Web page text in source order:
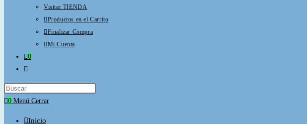
Visitar TIENDA
Productos en el Carrito
Finalizar Compra
Mi Cuenta
0
0 Menú Cerrar
Inicio